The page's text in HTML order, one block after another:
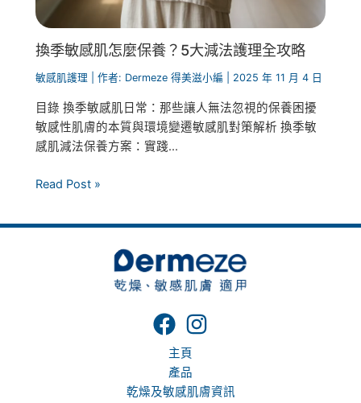
換季敏感肌怎麼保養？5大減法護理全攻略
敏感肌護理 | 作者: Dermeze 得美滋小編 2025 年 11 月 4 日
目錄 換季敏感肌日常：那些讓人無法忽視的保養困擾
敏感性肌膚的本質與環境變遷敏感肌對策解析 換季敏
感肌減法保養方案：實踐...
Read Post »
主頁
產品
乾燥及敏感肌膚資訊